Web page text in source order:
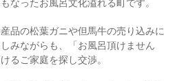
なったお風呂文化溢れる町です。
品の松葉ガニや但馬牛の売り込みに
みながらも、「お風呂頂けません
るご家庭を探し交渉。